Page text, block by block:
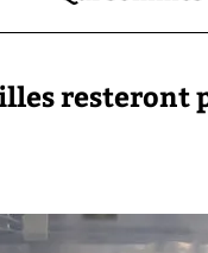
resteront